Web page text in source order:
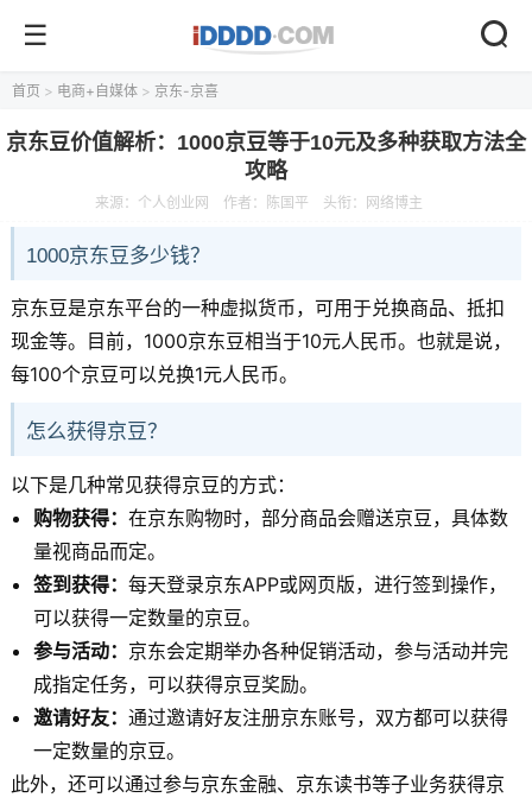
首页 > 电商+自媒体 > 京东-京喜
京东豆价值解析：1000京豆等于10元及多种获取方法全
攻略
来源： 个人创业网 作者：陈国平 头衔：网络博主
1000京东豆多少钱？
京东豆是京东平台的一种虚拟货币，可用于兑换商品、抵扣
现金等。目前，1000京东豆相当于10元人民币。也就是说，
每100个京豆可以兑换1元人民币。
怎么获得京豆？
以下是几种常见获得京豆的方式：
购物获得：在京东购物时，部分商品会赠送京豆，具体数
量视商品而定。
签到获得：每天登录京东APP或网页版，进行签到操作，
可以获得一定数量的京豆。
参与活动： 京东会定期举办各种促销活动，参与活动并完
成指定任务，可以获得京豆奖励。
邀请好友：通过邀请好友注册京东账号，双方都可以获得
一定数量的京豆。
此外，还可以通过参与京东金融、京东读书等子业务获得京